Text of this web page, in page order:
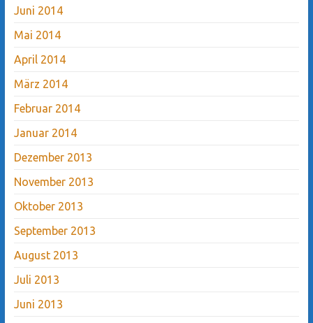
Juni 2014
Mai 2014
April 2014
März 2014
Februar 2014
Januar 2014
Dezember 2013
November 2013
Oktober 2013
September 2013
August 2013
Juli 2013
Juni 2013